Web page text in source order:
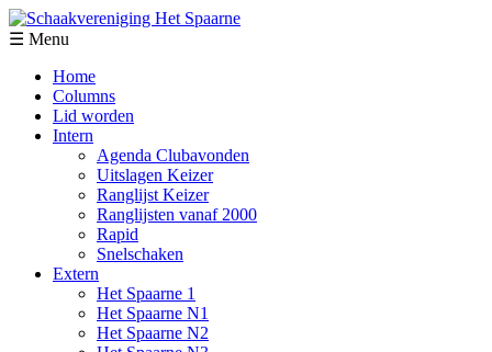
☰ Menu
Home
Columns
Lid worden
Intern
Agenda Clubavonden
Uitslagen Keizer
Ranglijst Keizer
Ranglijsten vanaf 2000
Rapid
Snelschaken
Extern
Het Spaarne 1
Het Spaarne N1
Het Spaarne N2